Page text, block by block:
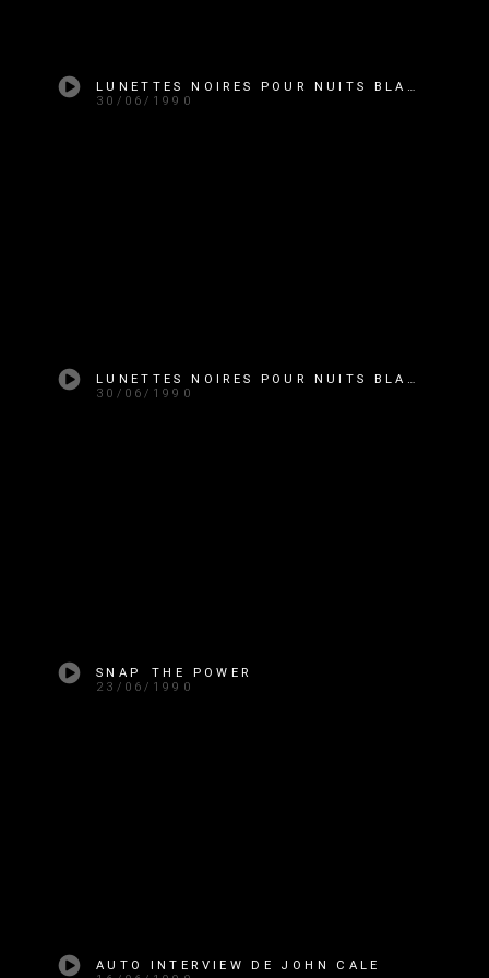
LUNETTES NOIRES POUR NUITS BLANCHES : ÉMISSION DU 30 JUIN 1990
30/06/1990
LUNETTES NOIRES POUR NUITS BLANCHES : ÉMISSION DU 30 JUIN 1990
30/06/1990
SNAP THE POWER
23/06/1990
AUTO INTERVIEW DE JOHN CALE